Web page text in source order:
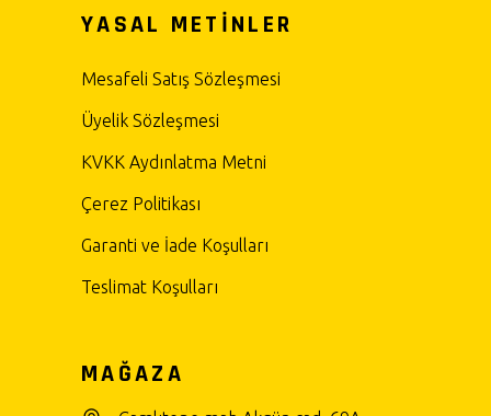
YASAL METİNLER
Mesafeli Satış Sözleşmesi
Üyelik Sözleşmesi
KVKK Aydınlatma Metni
Çerez Politikası
Garanti ve İade Koşulları
Teslimat Koşulları
MAĞAZA